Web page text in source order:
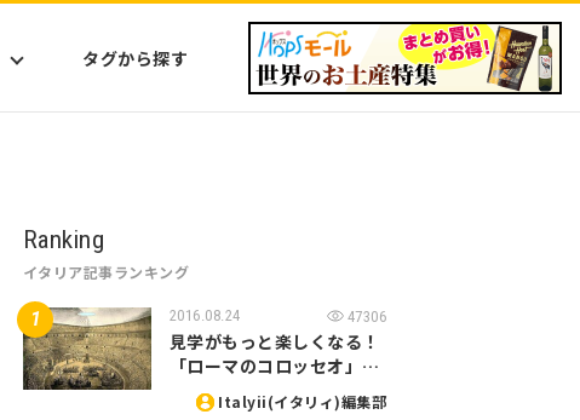
タグから探す
Ranking
イタリア記事ランキング
2016.08.24 47306
見学がもっと楽しくなる！
「ローマのコロッセオ」…
Italyii(イタリィ)編集部